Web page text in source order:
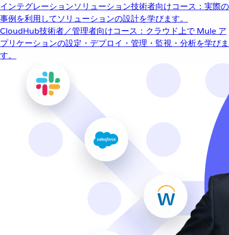
インテグレーションソリューション技術者向けコース：実際の
事例を利用してソリューションの設計を学びます。
CloudHub技術者／管理者向けコース：クラウド上で Mule ア
プリケーションの設定・デプロイ・管理・監視・分析を学びま
す。